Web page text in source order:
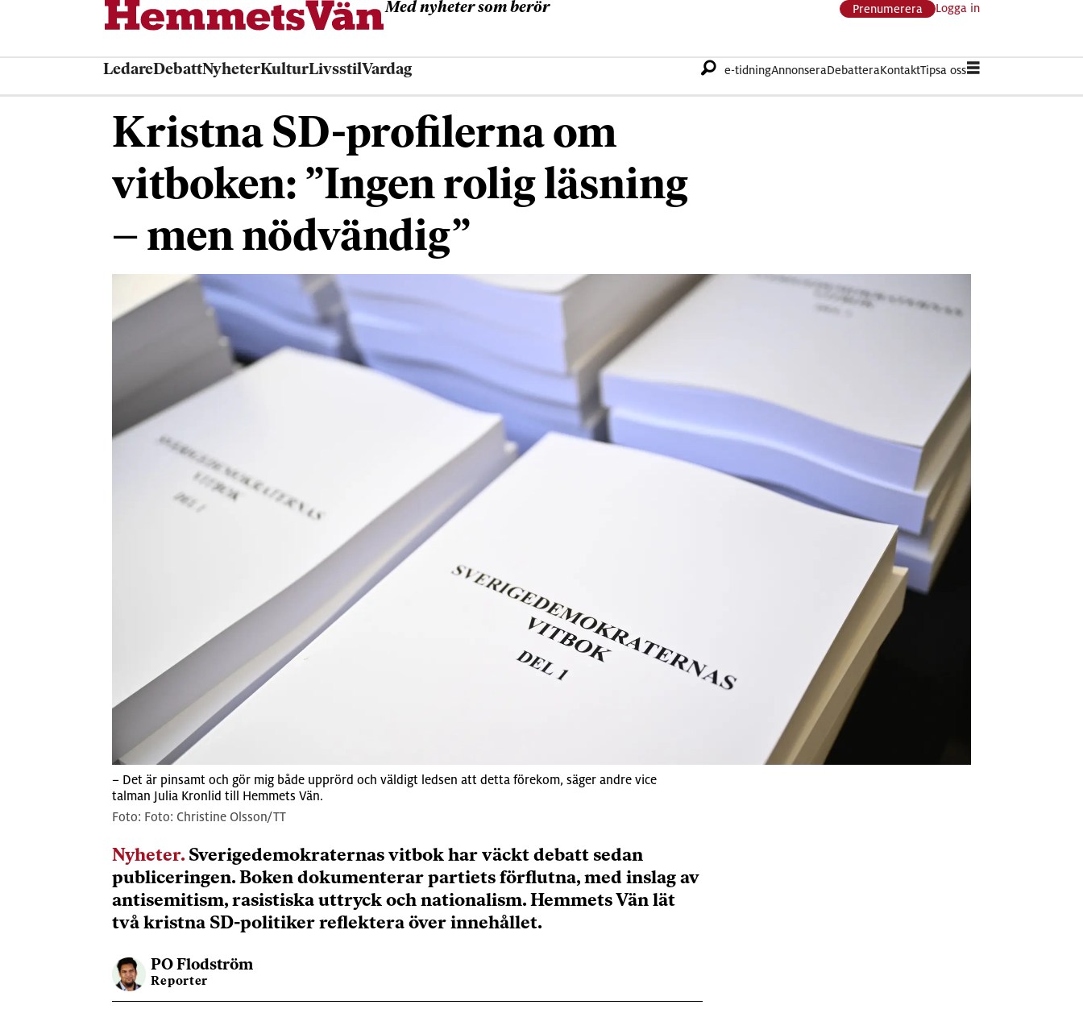
Med nyheter som berör Prenumerera Logga in
LedareDebattNyheterKulturLivsstilVardag e-tidningAnnonseraDebatteraKontaktTipsa oss
Kristna SD-profilerna om
vitboken: ”Ingen rolig läsning
– men nödvändig”
– Det är pinsamt och gör mig både upprörd och väldigt ledsen att detta förekom, säger andre vice
talman Julia Kronlid till Hemmets Vän.
Foto: Christine Olsson/TT
Nyheter. Sverigedemokraternas vitbok har väckt debatt sedan
publiceringen. Boken dokumenterar partiets förflutna, med inslag av
antisemitism, rasistiska uttryck och nationalism. Hemmets Vän lät
två kristna SD-politiker reflektera över innehållet.
PO Flodström
Reporter